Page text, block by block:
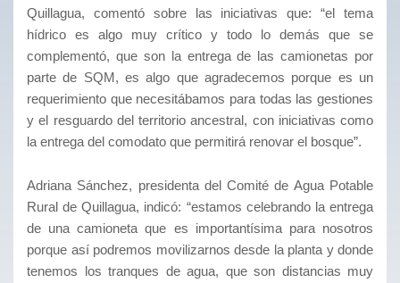
Quillagua, comentó sobre las iniciativas que: “el tema
hídrico es algo muy crítico y todo lo demás que se
complementó, que son la entrega de las camionetas por
parte de SQM, es algo que agradecemos porque es un
requerimiento que necesitábamos para todas las gestiones
y el resguardo del territorio ancestral, con iniciativas como
la entrega del comodato que permitirá renovar el bosque”.
Adriana Sánchez, presidenta del Comité de Agua Potable
Rural de Quillagua, indicó: “estamos celebrando la entrega
de una camioneta que es importantísima para nosotros
porque así podremos movilizarnos desde la planta y donde
tenemos los tranques de agua, que son distancias muy